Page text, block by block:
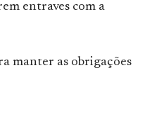
entraves com a
manter as obrigações